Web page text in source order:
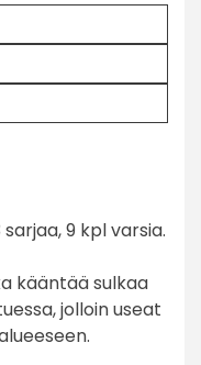
9 kpl varsia.
kääntää sulkaa
jolloin useat